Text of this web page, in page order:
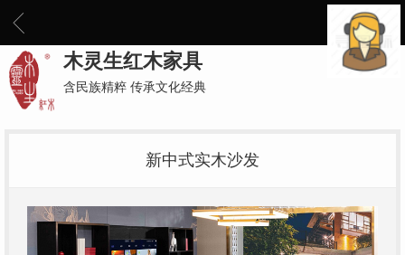
木灵生红木家具
含民族精粹 传承文化经典
新中式实木沙发